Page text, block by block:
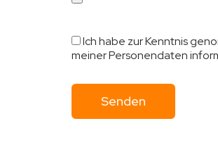
Ich habe zur Kenntnis
meiner Personendaten